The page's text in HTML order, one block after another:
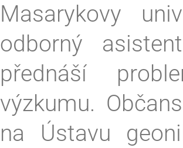
Masarykovy
odborný
přednáší
výzkumu.
na Ústavu